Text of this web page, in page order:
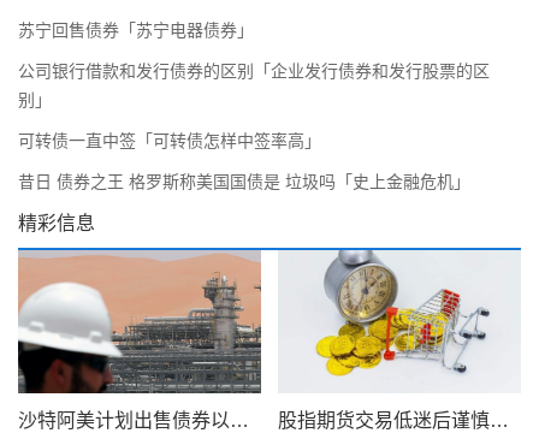
苏宁回售债券「苏宁电器债券」
公司银行借款和发行债券的区别「企业发行债券和发行股票的区
别」
可转债一直中签「可转债怎样中签率高」
昔日 债券之王 格罗斯称美国国债是 垃圾吗「史上金融危机」
精彩信息
沙特阿美计划出售债券以筹集 750 亿美元的股息 股指期货交易低迷后谨慎交易